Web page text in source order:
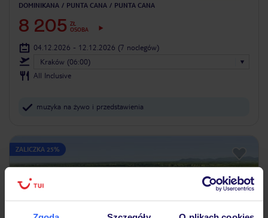
DOMINIKANA PUNTA CANA PUNTA CANA
8 205 ZŁ
OSOBA
04.12.2026 - 12.12.2026 (7 noclegów)
Kraków (06:00)
All Inclusive
muzyka na żywo i przedstawienia
ZALICZKA 25%